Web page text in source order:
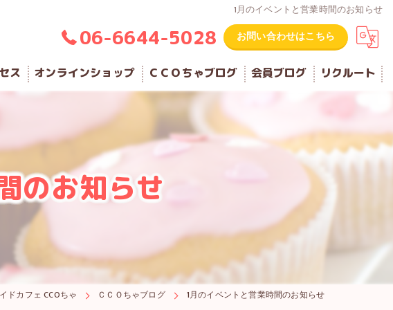
1月のイベントと営業時間のお知らせ
06-6644-5028 お問い合わせはこちら
ス オンラインショップ ＣＣＯちゃブログ 会員ブログ リクルート
のお知らせ
カフェ CCOちゃ ＣＣＯちゃブログ 1月のイベントと営業時間のお知らせ